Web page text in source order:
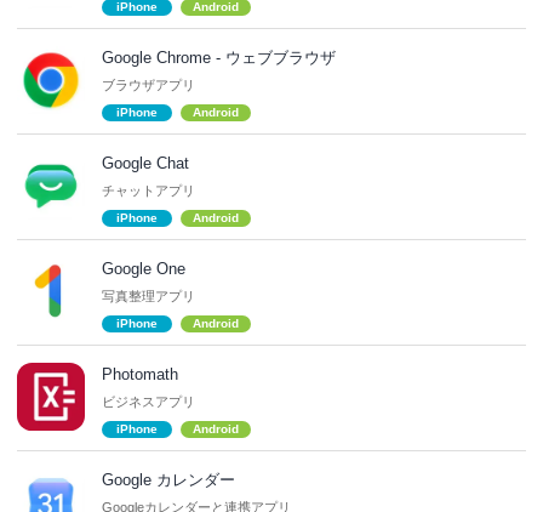
iPhone Android
Google Chrome - ウェブブラウザ
ブラウザアプリ
iPhone Android
Google Chat
チャットアプリ
iPhone Android
Google One
写真整理アプリ
iPhone Android
Photomath
ビジネスアプリ
iPhone Android
Google カレンダー
Googleカレンダーと連携アプリ